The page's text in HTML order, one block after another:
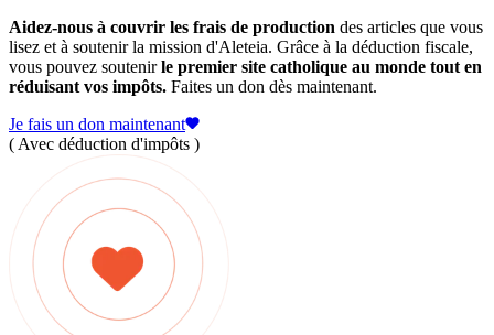
Aidez-nous à couvrir les frais de production des articles que vous
lisez et à soutenir la mission d'Aleteia. Grâce à la déduction fiscale,
vous pouvez soutenirle premier site catholique au monde tout en
réduisant vos impôts. Faites un don dès maintenant.
Je fais un don maintenant
( Avec déduction d'impôts )